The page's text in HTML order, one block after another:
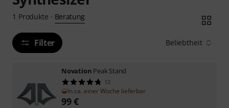
1 Produkte · Beratung
Filter Beliebtheit
Novation Peak Stand
12
In ca. einer Woche lieferbar
99€